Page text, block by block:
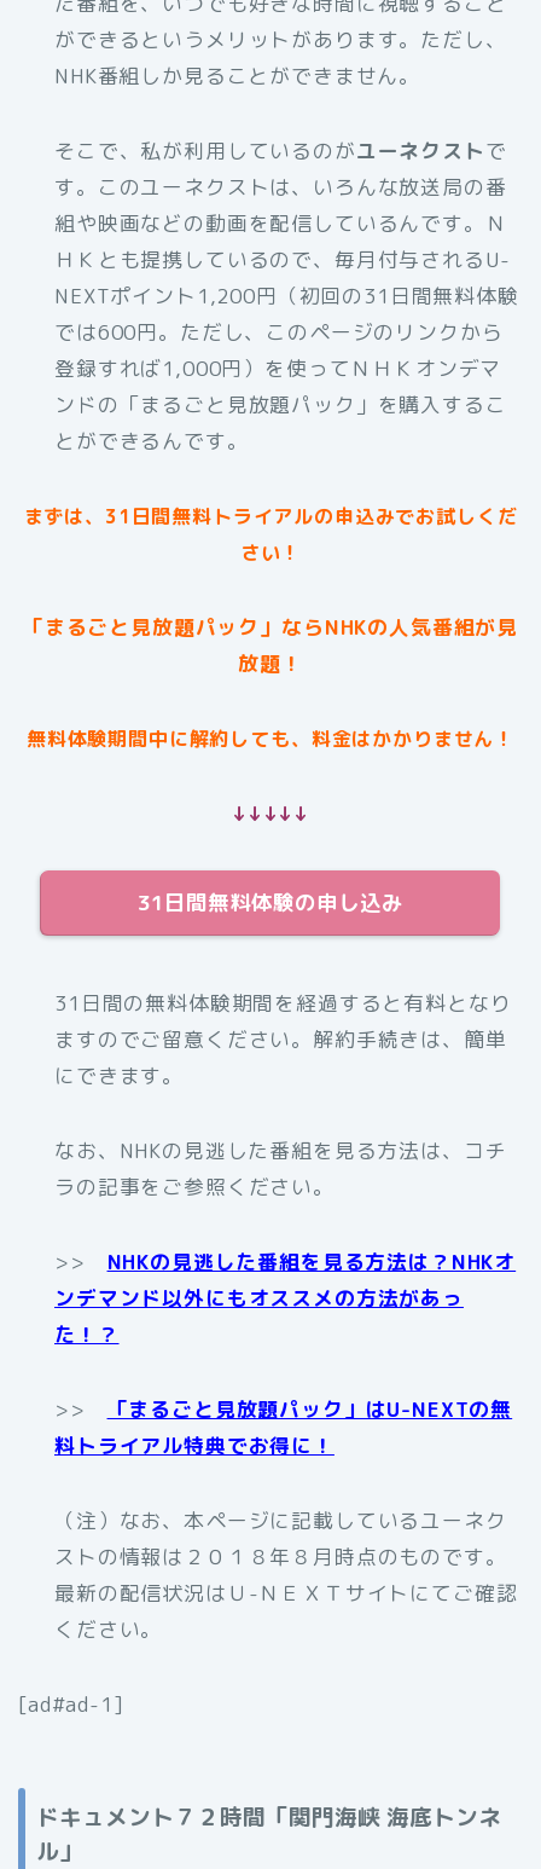
ができるというメリットがあります。ただし、
NHK番組しか見ることができません。
そこで、私が利用しているのがユーネクストで
す。このユーネクストは、いろんな放送局の番
組や映画などの動画を配信しているんです。Ｎ
ＨＫとも提携しているので、毎月付与されるU-
NEXTポイント1,200円（初回の31日間無料体験
では600円。ただし、このページのリンクから
登録すれば1,000円）を使ってＮＨＫオンデマ
ンドの「まるごと見放題パック」を購入するこ
とができるんです。
まずは、31日間無料トライアルの申込みでお試しくだ
さい！
「まるごと見放題パック」ならNHKの人気番組が見
放題！
無料体験期間中に解約しても、料金はかかりません！
↓↓↓↓↓
31日間無料体験の申し込み
31日間の無料体験期間を経過すると有料となり
ますのでご留意ください。解約手続きは、簡単
にできます。
なお、NHKの見逃した番組を見る方法は、コチ
ラの記事をご参照ください。
>> NHKの見逃した番組を見る方法は？NHKオ
ンデマンド以外にもオススメの方法があっ
た！？
>>
「まるごと見放題パック」はU-NEXTの無
料トライアル特典でお得に！
（注）なお、本ページに記載しているユーネク
ストの情報は２０１８年８月時点のものです。
最新の配信状況はＵ-ＮＥＸＴサイトにてご確認
ください。
[ad#ad-1]
ドキュメント７２時間「関門海峡 海底トンネ
ル」